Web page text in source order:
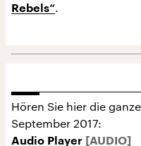
Rebels“.
Hören Sie hier die
September 2017:
Audio Player